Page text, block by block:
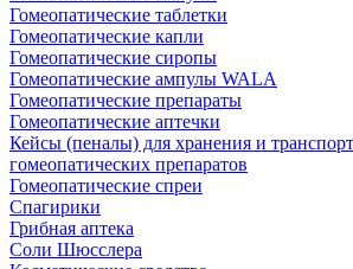
Гомеопатические таблетки
Гомеопатические капли
Гомеопатические сиропы
Гомеопатические ампулы WALA
Гомеопатические препараты
Гомеопатические аптечки
Кейсы (пеналы) для хранения и
гомеопатических препаратов
Гомеопатические спреи
Спагирики
Грибная аптека
Соли Шюсслера